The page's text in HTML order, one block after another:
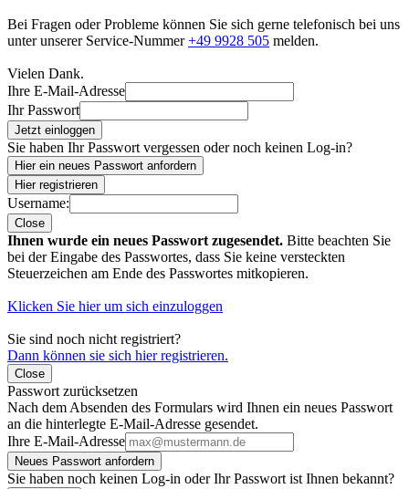
Bei Fragen oder Probleme können Sie sich gerne telefonisch bei uns
unter unserer Service-Nummer+49 9928 505 melden.
Vielen Dank.
Ihre E-Mail-Adresse
Ihr Passwort
Jetzt einloggen
Sie haben Ihr Passwort vergessen oder noch keinen Log-in?
Hier ein neues Passwort anfordern
Hier registrieren
Username:
Close
Ihnen wurde ein neues Passwort zugesendet. Bitte beachten Sie
bei der Eingabe des Passwortes, dass Sie keine versteckten
Steuerzeichen am Ende des Passwortes mitkopieren.
Klicken Sie hier um sich einzuloggen
Sie sind noch nicht registriert?
Dann können sie sich hier registrieren.
Close
Passwort zurücksetzen
Nach dem Absenden des Formulars wird Ihnen ein neues Passwort
an die hinterlegte E-Mail-Adresse gesendet.
Ihre E-Mail-Adresse
Neues Passwort anfordern
Sie haben noch keinen Log-in oder Ihr Passwort ist Ihnen bekannt?